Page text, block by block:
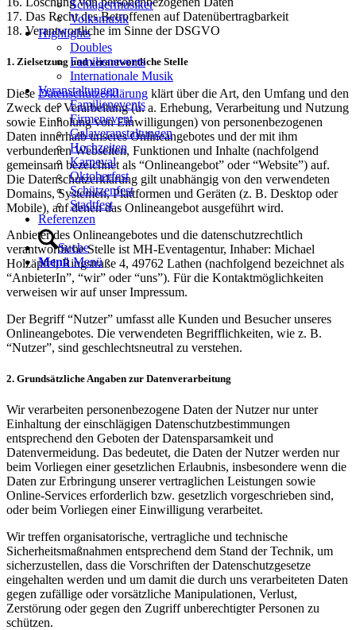
Schlagermusiker
Volksmusik
Highlights
Doubles
Familienevents
Internationale Musik
Veranstaltungen
Familienevents
Firmenevent
Galaveranstaltungen
Hochzeiten
Karneval
Oktoberfest
Schützenfest
Stadtfest
Referenzen
Suche
Menü Menü
17. Das Recht des Betroffenen auf Datenübertragbarkeit
18. Verantwortliche im Sinne der DSGVO
1. Zielsetzung und verantwortliche Stelle
Diese Datenschutzerklärung klärt über die Art, den Umfang und den
Zweck der Verarbeitung (u. a. Erhebung, Verarbeitung und Nutzung
sowie Einholung von Einwilligungen) von personenbezogenen
Daten innerhalb unseres Onlineangebotes und der mit ihm
verbundenen Webseiten, Funktionen und Inhalte (nachfolgend
gemeinsam bezeichnet als “Onlineangebot” oder “Website”) auf.
Die Datenschutzerklärung gilt unabhängig von den verwendeten
Domains, Systemen, Plattformen und Geräten (z. B. Desktop oder
Mobile), auf denen das Onlineangebot ausgeführt wird.
Anbieter des Onlineangebotes und die datenschutzrechtlich
verantwortliche Stelle ist MH-Eventagentur, Inhaber: Michael
Holzäpfel, Ringstraße 4, 49762 Lathen (nachfolgend bezeichnet als
“AnbieterIn”, “wir” oder “uns”). Für die Kontaktmöglichkeiten
verweisen wir auf unser Impressum.
Der Begriff “Nutzer” umfasst alle Kunden und Besucher unseres
Onlineangebotes. Die verwendeten Begrifflichkeiten, wie z. B.
“Nutzer”, sind geschlechtsneutral zu verstehen.
2. Grundsätzliche Angaben zur Datenverarbeitung
Wir verarbeiten personenbezogene Daten der Nutzer nur unter
Einhaltung der einschlägigen Datenschutzbestimmungen
entsprechend den Geboten der Datensparsamkeit und
Datenvermeidung. Das bedeutet, die Daten der Nutzer werden nur
beim Vorliegen einer gesetzlichen Erlaubnis, insbesondere wenn die
Daten zur Erbringung unserer vertraglichen Leistungen sowie
Online-Services erforderlich bzw. gesetzlich vorgeschrieben sind,
oder beim Vorliegen einer Einwilligung verarbeitet.
Wir treffen organisatorische, vertragliche und technische
Sicherheitsmaßnahmen entsprechend dem Stand der Technik, um
sicherzustellen, dass die Vorschriften der Datenschutzgesetze
eingehalten werden und um damit die durch uns verarbeiteten Daten
gegen zufällige oder vorsätzliche Manipulationen, Verlust,
Zerstörung oder gegen den Zugriff unberechtigter Personen zu
schützen.